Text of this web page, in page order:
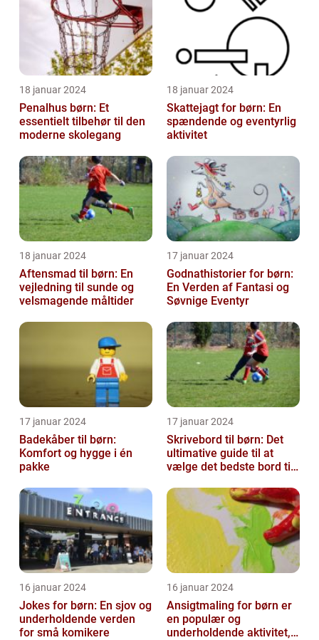
18 januar 2024
Penalhus børn: Et
essentielt tilbehør til den
moderne skolegang
18 januar 2024
Skattejagt for børn: En
spændende og eventyrlig
aktivitet
18 januar 2024
Aftensmad til børn: En
vejledning til sunde og
velsmagende måltider
17 januar 2024
Godnathistorier for børn:
En Verden af Fantasi og
Søvnige Eventyr
17 januar 2024
Badekåber til børn:
Komfort og hygge i én
pakke
17 januar 2024
Skrivebord til børn: Det
ultimative guide til at
vælge det bedste bord til
16 januar 2024
Jokes for børn: En sjov og
underholdende verden
for små komikere
16 januar 2024
Ansigtmaling for børn er
en populær og
underholdende aktivitet,